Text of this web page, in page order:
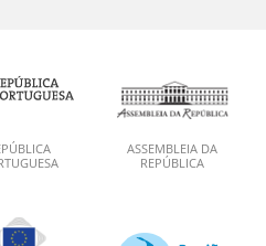
ASSEMBLEIA DA
REPÚBLICA